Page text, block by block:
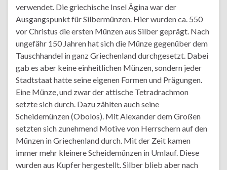
verwendet. Die griechische Insel Ägina war der
Ausgangspunkt für Silbermünzen. Hier wurden ca. 550
vor Christus die ersten Münzen aus Silber geprägt. Nach
ungefähr 150 Jahren hat sich die Münze gegenüber dem
Tauschhandel in ganz Griechenland durchgesetzt. Dabei
gab es aber keine einheitlichen Münzen, sondern jeder
Stadtstaat hatte seine eigenen Formen und Prägungen.
Eine Münze, und zwar der attische Tetradrachmon
setzte sich durch. Dazu zählten auch seine
Scheidemünzen (Obolos). Mit Alexander dem Großen
setzten sich zunehmend Motive von Herrschern auf den
Münzen in Griechenland durch. Mit der Zeit kamen
immer mehr kleinere Scheidemünzen in Umlauf. Diese
wurden aus Kupfer hergestellt. Silber blieb aber nach